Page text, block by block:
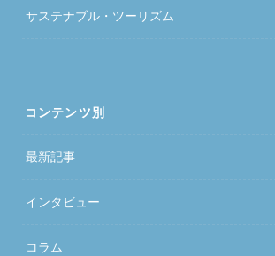
サステナブル・ツーリズム
コンテンツ別
最新記事
インタビュー
コラム